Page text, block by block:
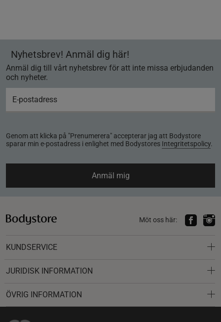
Nyhetsbrev! Anmäl dig här!
Anmäl dig till vårt nyhetsbrev för att inte missa erbjudanden
och nyheter.
Genom att klicka på "Prenumerera" accepterar jag att Bodystore
sparar min e-postadress i enlighet med Bodystores Integritetspolicy.
Anmäl mig
Möt oss här:
KUNDSERVICE
JURIDISK INFORMATION
ÖVRIG INFORMATION